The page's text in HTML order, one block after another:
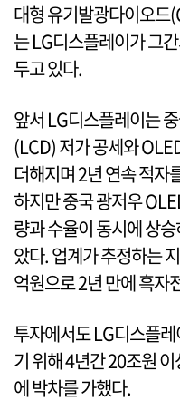
대형 유기발광다이오드
는 LG디스플레이가 그
두고 있다.
앞서 LG디스플레이는
(LCD) 저가 공세와
더해지며 2년 연속 적자
하지만 중국 광저우
량과 수율이 동시에 상
았다. 업계가 추정하는
억원으로 2년 만에 흑자
투자에서도 LG디스플
기 위해 4년간 20조원
에 박차를 가했다.